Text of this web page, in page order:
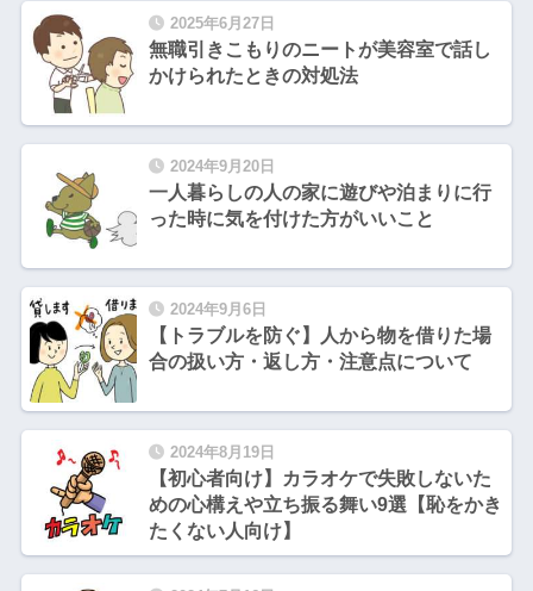
2025年6月27日
無職引きこもりのニートが美容室で話し
かけられたときの対処法
2024年9月20日
一人暮らしの人の家に遊びや泊まりに行
った時に気を付けた方がいいこと
2024年9月6日
【トラブルを防ぐ】人から物を借りた場
合の扱い方・返し方・注意点について
2024年8月19日
【初心者向け】カラオケで失敗しないた
めの心構えや立ち振る舞い9選【恥をかき
たくない人向け】